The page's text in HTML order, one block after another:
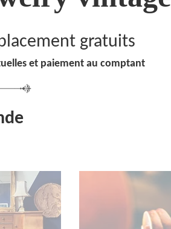
gratuits
et paiement au comptant